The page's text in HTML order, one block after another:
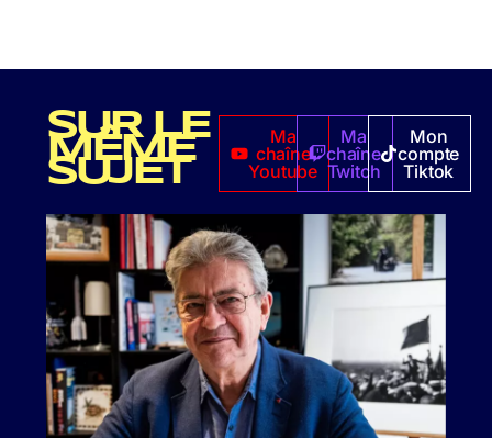
SUR LE
MÊME
SUJET
Ma
chaîne
Youtube
Ma
chaîne
Twitch
Mon
compte
Tiktok